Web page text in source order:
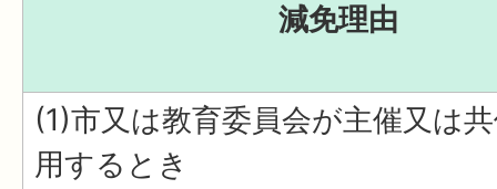
減免理由
(1)市又は教育委員会が主催又は
用するとき